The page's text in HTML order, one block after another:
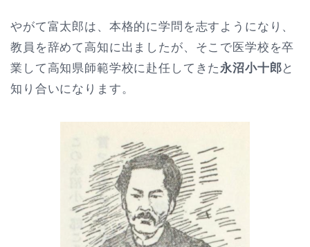
やがて富太郎は、本格的に学問を志すようになり、
教員を辞めて高知に出ましたが、そこで医学校を卒
業して高知県師範学校に赴任してきた永沼小十郎と
知り合いになります。